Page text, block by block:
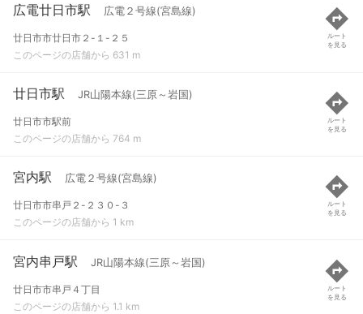
広電廿日市駅 広電２号線(宮島線)
廿日市市廿日市２-１-２５
このページの店舗から 631 m
ルート
を見る
廿日市駅 JR山陽本線(三原～岩国)
廿日市市駅前
このページの店舗から 764 m
ルート
を見る
宮内駅 広電２号線(宮島線)
廿日市市串戸２-２３０-３
このページの店舗から 1 km
ルート
を見る
宮内串戸駅 JR山陽本線(三原～岩国)
廿日市市串戸４丁目
このページの店舗から 1.1 km
ルート
を見る